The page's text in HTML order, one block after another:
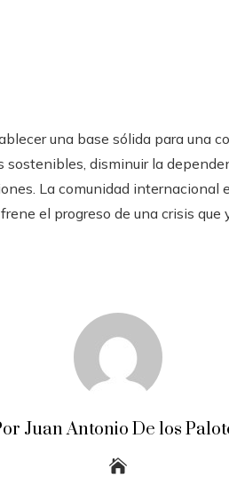
una base sólida para una
sostenibles, disminuir la
La comunidad internacional
el progreso de una crisis que
Juan Antonio De los